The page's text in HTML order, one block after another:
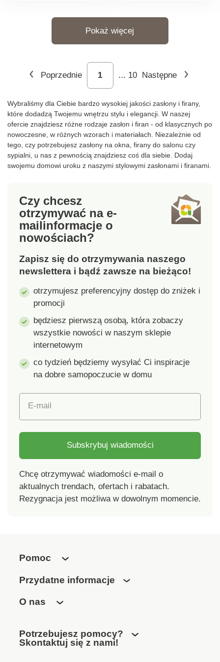
Sprzedawane
pojedynczo. Standard
100 według Oeko-Tex
produkty tekstylne,
które zostały poddane
testom laboratoryjnym
pod kątem szerokiej
gamy szkodliwych
substancji, a produkt
jest bezpieczny poza
obowiązującymi
normami. Aby chronić
40°C i swobodne
suszenie na powietrzu.
Sprzedawane
pojedynczo. Standard
100 według Oeko-Tex
produkty tekstylne,
testom laboratoryjnym
pod kątem szerokiej
gamy szkodliwych
substancji, a produkt
jest bezpieczny poza
obowiązującymi
normami. Aby chronić
40°C i swobodne
suszenie na powietrzu.
Pokaż więcej
Poprzednie ... 10 Następne
Wybraliśmy dla Ciebie bardzo wysokiej jakości zasłony i firany,
które dodadzą Twojemu wnętrzu stylu i elegancji. W naszej
ofercie znajdziesz różne rodzaje zasłon i firan - od klasycznych po
nowoczesne, w różnych wzorach i materiałach. Niezależnie od
tego, czy potrzebujesz zasłony na okna, firany do salonu czy
sypialni, u nas z pewnością znajdziesz coś dla siebie. Dodaj
swojemu domowi uroku z naszymi stylowymi zasłonami i firanami.
Czy chcesz
otrzymywać na e-
mailinformacje o
nowościach?
Zapisz się do otrzymywania naszego
newslettera i bądź zawsze na bieżąco!
otrzymujesz preferencyjny dostęp do zniżek i
promocji
będziesz pierwszą osobą, która zobaczy
wszystkie nowości w naszym sklepie
internetowym
co tydzień będziemy wysyłać Ci inspiracje
na dobre samopoczucie w domu
E-mail
Subskrybuj wiadomości
Chcę otrzymywać wiadomości e-mail o
aktualnych trendach, ofertach i rabatach.
Rezygnacja jest możliwa w dowolnym momencie.
Pomoc
Przydatne informacje
O nas
Potrzebujesz pomocy?
Skontaktuj się z nami!